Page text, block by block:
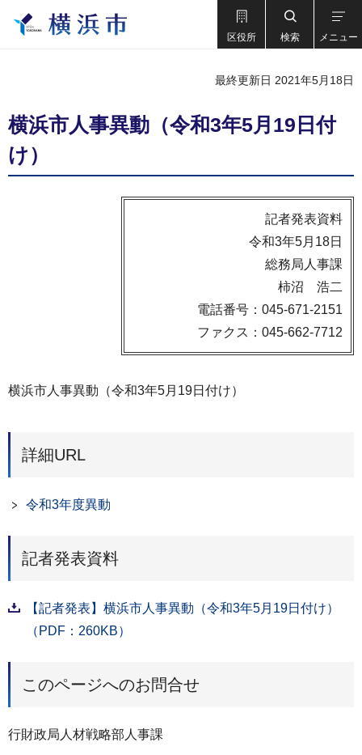
区役所 検索 メニュー
最終更新日 2021年5月18日
横浜市人事異動（令和3年5月19日付
け）
記者発表資料
令和3年5月18日
総務局人事課
柿沼 浩二
電話番号：045-671-2151
ファクス：045-662-7712
横浜市人事異動（令和3年5月19日付け）
詳細URL
令和3年度異動
記者発表資料
【記者発表】横浜市人事異動（令和3年5月19日付け）
（PDF：260KB）
このページへのお問合せ
行財政局人材戦略部人事課